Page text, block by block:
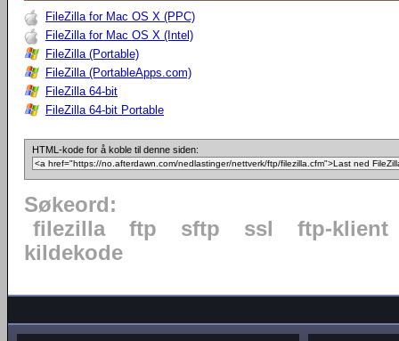
FileZilla for Mac OS X (PPC)
FileZilla for Mac OS X (Intel)
FileZilla (Portable)
FileZilla (PortableApps.com)
FileZilla 64-bit
FileZilla 64-bit Portable
HTML-kode for å koble til denne siden:
Søkeord:
filezilla
ftp sftp ssl
ftp-klient
kildekode